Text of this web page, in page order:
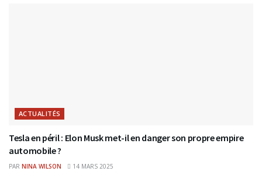
ACTUALITÉS
Tesla en péril : Elon Musk met-il en danger son propre empire
automobile ?
PAR NINA WILSON 14 MARS 2025